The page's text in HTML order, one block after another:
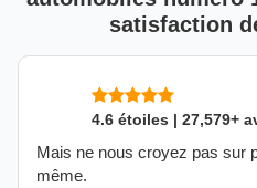
satisfaction
4.6 étoiles | 27,579+
Mais ne nous croyez pas sur
même.